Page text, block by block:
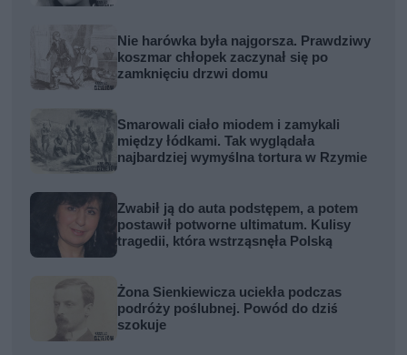
Nie harówka była najgorsza. Prawdziwy
koszmar chłopek zaczynał się po
zamknięciu drzwi domu
Smarowali ciało miodem i zamykali
między łódkami. Tak wyglądała
najbardziej wymyślna tortura w Rzymie
Zwabił ją do auta podstępem, a potem
postawił potworne ultimatum. Kulisy
tragedii, która wstrząsnęła Polską
Żona Sienkiewicza uciekła podczas
podróży poślubnej. Powód do dziś
szokuje